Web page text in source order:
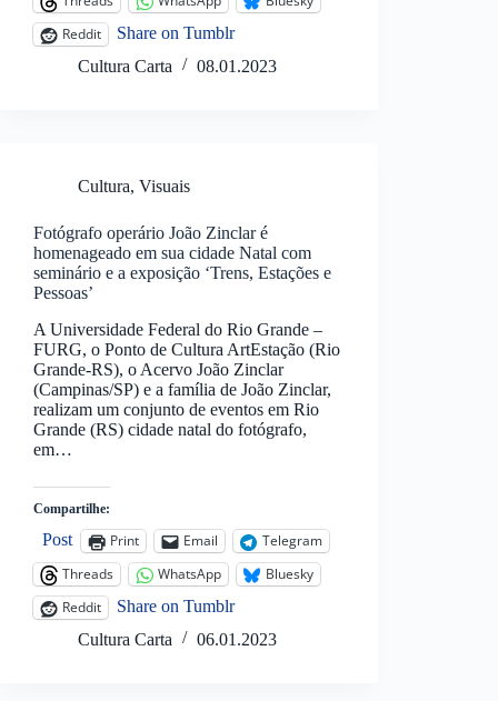
Reddit
Share on Tumblr
Cultura Carta
08.01.2023
Cultura, Visuais
Fotógrafo operário João Zinclar é
homenageado em sua cidade Natal com
seminário e a exposição ‘Trens, Estações e
Pessoas’
A Universidade Federal do Rio Grande –
FURG, o Ponto de Cultura ArtEstação (Rio
Grande-RS), o Acervo João Zinclar
(Campinas/SP) e a família de João Zinclar,
realizam um conjunto de eventos em Rio
Grande (RS) cidade natal do fotógrafo,
em…
Compartilhe:
Post Print Email
Telegram
Threads
WhatsApp
Bluesky
Reddit
Share on Tumblr
Cultura Carta
06.01.2023